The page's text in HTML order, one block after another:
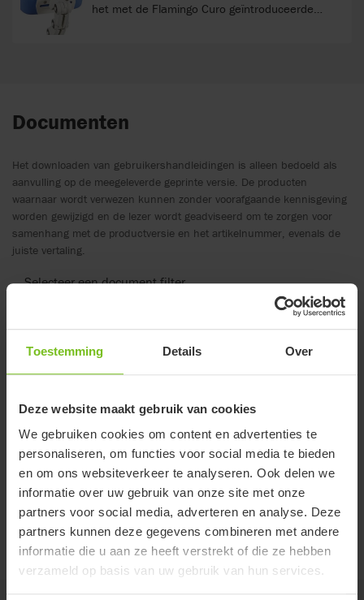
Toestemming Details Over
Deze website maakt gebruik van cookies
We gebruiken cookies om content en advertenties te
personaliseren, om functies voor social media te bieden
en om ons websiteverkeer te analyseren. Ook delen we
informatie over uw gebruik van onze site met onze
partners voor social media, adverteren en analyse. Deze
partners kunnen deze gegevens combineren met andere
informatie die u aan ze heeft verstrekt of die ze hebben
verzameld op basis van uw gebruik van hun services.
het met de Flamingo Curo geïntroduceerde
Documenten
Het downloaden van gebruikershandleidingen is alleen bedoeld als
aanvulling op de meegeleverde geprinte versie. De producten
waarnaar wordt verwezen kunnen zonder voorafgaande kennisgeving
worden gewijzigd en de lezer wordt geadviseerd om te zorgen voor
samenhang met de productversie en het artikelnummer, evenals de
juiste vertaling.
Selecteer een document filter
Wis filter
Hoofdsteun - 9996098114
Montage handleiding
Swan hoofdsteun-systeem - 9996099000
Prijslijst
Prijslijst Hoofdsteunen